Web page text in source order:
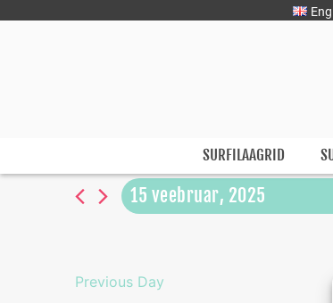
SURFILAAGRID
15 veebruar, 2025
Previous Day